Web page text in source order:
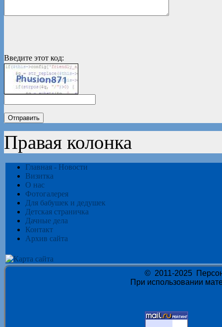
Введите этот код:
Правая колонка
Главная - Новости
Визитка
О нас
Фотогалерея
Для бабушек и дедушек
Детская страничка
Дачные дела
Контакт
Архив сайта
© 2011-2025
При использовании